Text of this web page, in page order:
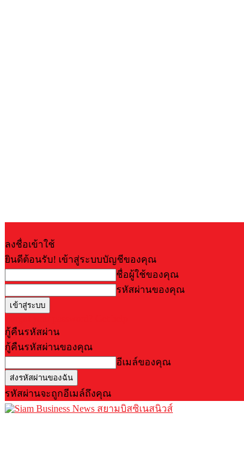
ลงชื่อเข้าใช้
ยินดีต้อนรับ! เข้าสู่ระบบบัญชีของคุณ
ชื่อผู้ใช้ของคุณ
รหัสผ่านของคุณ
กู้คืนรหัสผ่าน
กู้คืนรหัสผ่านของคุณ
อีเมล์ของคุณ
รหัสผ่านจะถูกอีเมล์ถึงคุณ
สยามบิสซิเนสนิวส์